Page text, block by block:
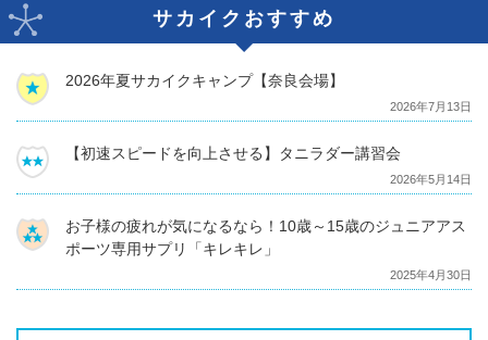
サカイクおすすめ
2026年夏サカイクキャンプ【奈良会場】
2026年7月13日
【初速スピードを向上させる】タニラダー講習会
2026年5月14日
お子様の疲れが気になるなら！10歳～15歳のジュニアアス
ポーツ専用サプリ「キレキレ」
2025年4月30日